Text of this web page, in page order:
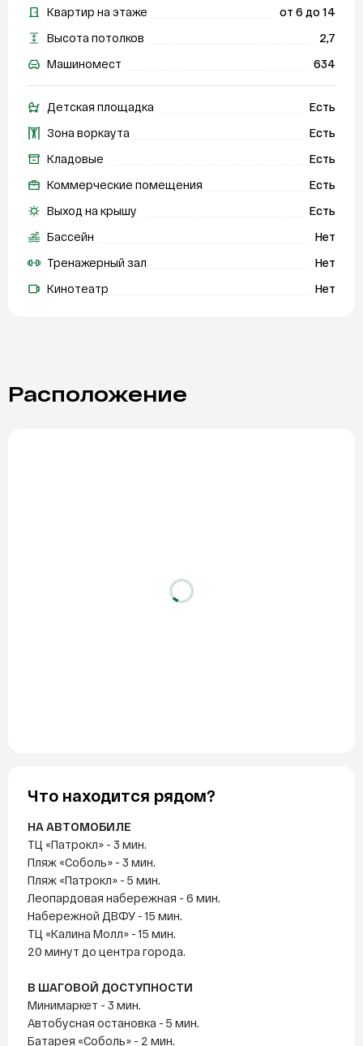
Квартир на этаже
от 6 до 14
Высота потолков
2,7
Машиномест
634
Детская площадка
Есть
Зона воркаута
Есть
Кладовые
Есть
Коммерческие помещения
Есть
Выход на крышу
Есть
Бассейн
Нет
Тренажерный зал
Нет
Кинотеатр
Нет
Расположение
Что находится рядом?
НА АВТОМОБИЛЕ
ТЦ «Патрокл» - 3 мин.
Пляж «Соболь» - 3 мин.
Пляж «Патрокл» - 5 мин.
Леопардовая набережная - 6 мин.
Набережной ДВФУ - 15 мин.
ТЦ «Калина Молл» - 15 мин.
20 минут до центра города.
В ШАГОВОЙ ДОСТУПНОСТИ
Минимаркет - 3 мин.
Автобусная остановка - 5 мин.
Батарея «Соболь» - 2 мин.